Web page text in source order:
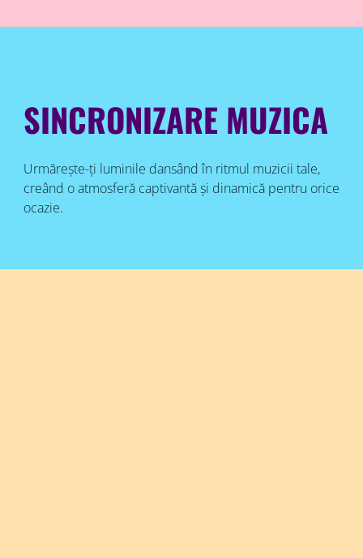
SINCRONIZARE MUZICA
Urmărește-ți luminile dansând în ritmul muzicii tale,
creând o atmosferă captivantă și dinamică pentru orice
ocazie.